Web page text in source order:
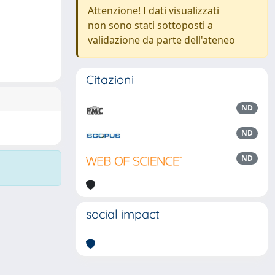
Attenzione! I dati visualizzati
non sono stati sottoposti a
validazione da parte dell'ateneo
Citazioni
ND
ND
ND
social impact